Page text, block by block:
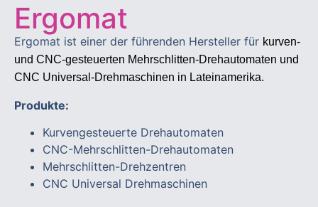
Ergomat
Ergomat ist einer der führenden Hersteller für kurven-
und CNC-gesteuerten Mehrschlitten-Drehautomaten und
CNC Universal-Drehmaschinen in Lateinamerika.
Produkte:
Kurvengesteuerte Drehautomaten
CNC-Mehrschlitten-Drehautomaten
Mehrschlitten-Drehzentren
CNC Universal Drehmaschinen